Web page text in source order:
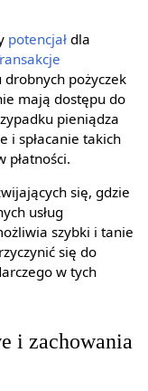
potencjałdla
pożyczek
mają dostępu do
pieniądza
i spłacanie takich
płatności.
się, gdzie
usług
szybki i tanie
się do
w tych
i zachowania